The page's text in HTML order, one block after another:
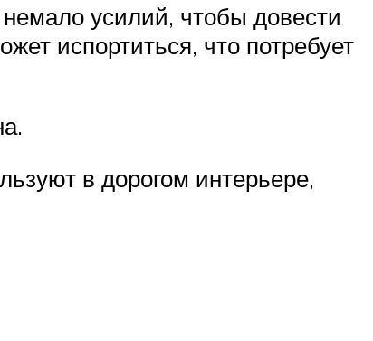
усилий, чтобы довести
испортиться, что потребует
в дорогом интерьере,